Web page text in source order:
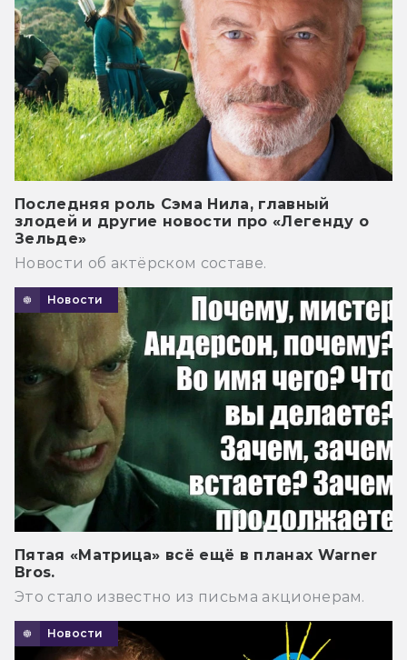
Последняя роль Сэма Нила, главный
злодей и другие новости про «Легенду о
Зельде»
Новости об актёрском составе.
Новости
Пятая «Матрица» всё ещё в планах Warner
Bros.
Это стало известно из письма акционерам.
Новости